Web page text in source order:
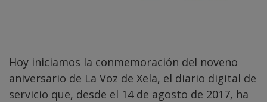
Hoy iniciamos la conmemoración del noveno
aniversario de La Voz de Xela, el diario digital de
servicio que, desde el 14 de agosto de 2017, ha